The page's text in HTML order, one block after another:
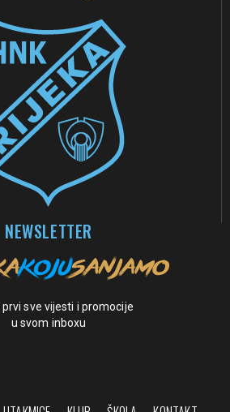
NEWSLETTER
sve vijesti i promocije
u svom inboxu